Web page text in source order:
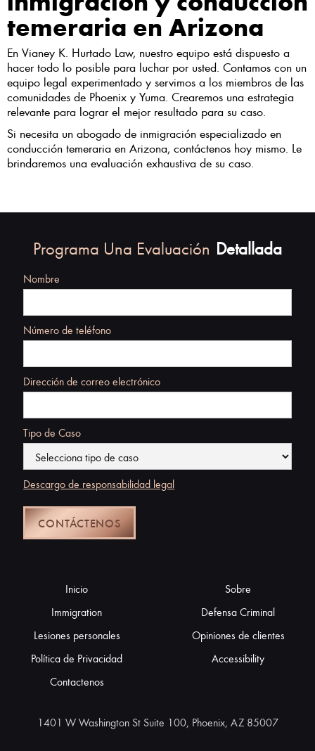
temeraria en Arizona
En Vianey K. Hurtado Law, nuestro equipo está dispuesto a
hacer todo lo posible para luchar por usted. Contamos con un
equipo legal experimentado y servimos a los miembros de las
comunidades de Phoenix y Yuma. Crearemos una estrategia
relevante para lograr el mejor resultado para su caso.
Si necesita un abogado de inmigración especializado en
conducción temeraria en Arizona, contáctenos hoy mismo. Le
brindaremos una evaluación exhaustiva de su caso.
Programa Una Evaluación Detallada
Nombre
Número de teléfono
Dirección de correo electrónico
Tipo de Caso
Descargo de responsabilidad legal
Inicio
Sobre
Immigration
Defensa Criminal
Lesiones personales
Opiniones de clientes
Política de Privacidad
Accessibility
Contactenos
1401 W Washington St Suite 100, Phoenix, AZ 85007